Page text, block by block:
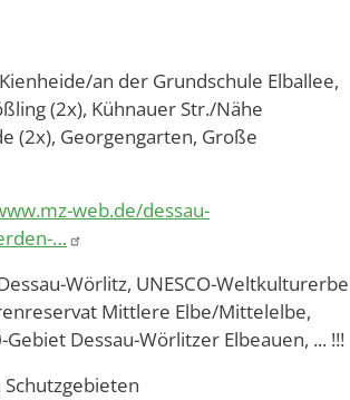
an der Grundschule Elballee,
(2x), Kühnauer Str./Nähe
(2x), Georgengarten, Große
web.de/dessau-
…
Wörlitz, UNESCO-Weltkulturerbe
Mittlere Elbe/Mittelelbe,
Dessau-Wörlitzer Elbeauen, ... !!!
Schutzgebieten